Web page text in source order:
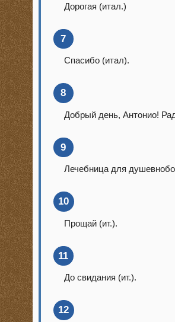
Дорогая (итал.)
7
Спасибо (итал).
8
Добрый день, Антонио!
9
Лечебница для
10
Прощай (ит.).
11
До свидания (ит.).
12